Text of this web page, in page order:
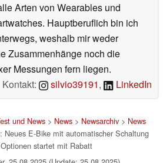
Arten von Wearables und
Hauptberuflich bin ich
weshalb mir weder
Zusammenhänge noch die
Messungen fern liegen.
Kontakt:
silvio39191, LinkedIn
und News> News> Newsarchiv> News
E-Bike mit automatischer Schaltung
startet mit Rabatt